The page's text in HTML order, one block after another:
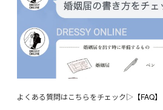
よくある質問はこちらをチェック▷ 【FAQ】